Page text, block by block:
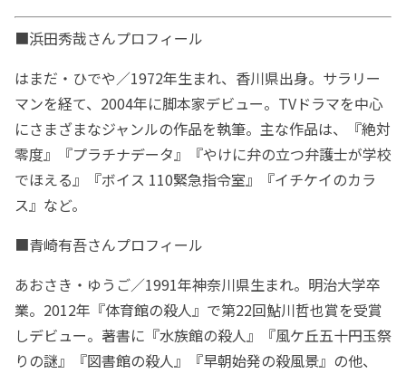
■浜田秀哉さんプロフィール
はまだ・ひでや／1972年生まれ、香川県出身。サラリー
マンを経て、2004年に脚本家デビュー。TVドラマを中心
にさまざまなジャンルの作品を執筆。主な作品は、『絶対
零度』『プラチナデータ』『やけに弁の立つ弁護士が学校
でほえる』『ボイス 110緊急指令室』『イチケイのカラ
ス』など。
■青崎有吾さんプロフィール
あおさき・ゆうご／1991年神奈川県生まれ。明治大学卒
業。2012年『体育館の殺人』で第22回鮎川哲也賞を受賞
しデビュー。著書に『水族館の殺人』『風ケ丘五十円玉祭
りの謎』『図書館の殺人』『早朝始発の殺風景』の他、